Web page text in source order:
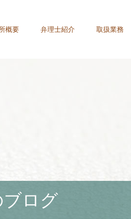
概要 弁理士紹介 取扱業務
ブログ